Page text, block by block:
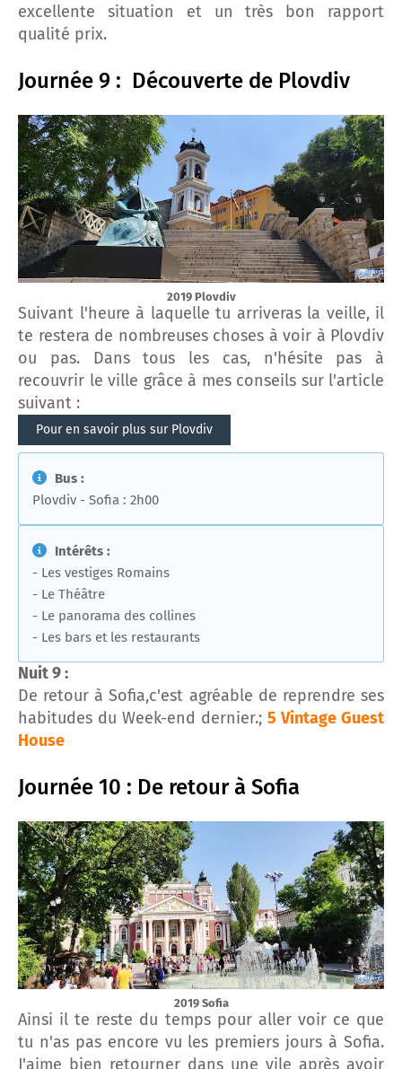
excellente situation et un très bon rapport
qualité prix.
Journée 9 : Découverte de Plovdiv
2019 Plovdiv
Suivant l'heure à laquelle tu arriveras la veille, il
te restera de nombreuses choses à voir à Plovdiv
ou pas. Dans tous les cas, n'hésite pas à
recouvrir le ville grâce à mes conseils sur l'article
suivant :
Pour en savoir plus sur Plovdiv
Bus :
Plovdiv - Sofia : 2h00
Intérêts :
- Les vestiges Romains
- Le Théâtre
- Le panorama des collines
- Les bars et les restaurants
Nuit 9 :
De retour à Sofia,c'est agréable de reprendre ses
habitudes du Week-end dernier.; 5 Vintage Guest
House
Journée 10 : De retour à Sofia
2019 Sofia
Ainsi il te reste du temps pour aller voir ce que
tu n'as pas encore vu les premiers jours à Sofia.
J'aime bien retourner dans une vile après avoir